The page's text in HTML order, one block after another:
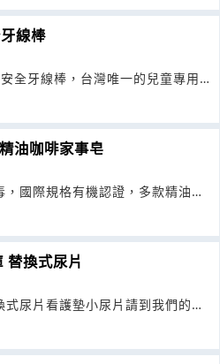
線棒
全牙線棒，台灣唯一的兒童專用
油咖啡家事皂
國際規格有機認證，多款精油手
替換式尿片
尿片看護墊小尿片請到我們的官